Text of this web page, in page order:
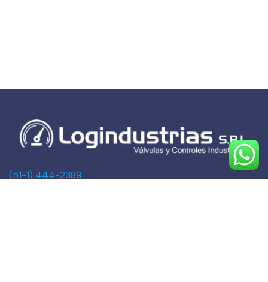
(51-1) 444-2389